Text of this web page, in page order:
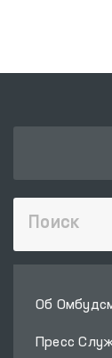
Об
Пресс